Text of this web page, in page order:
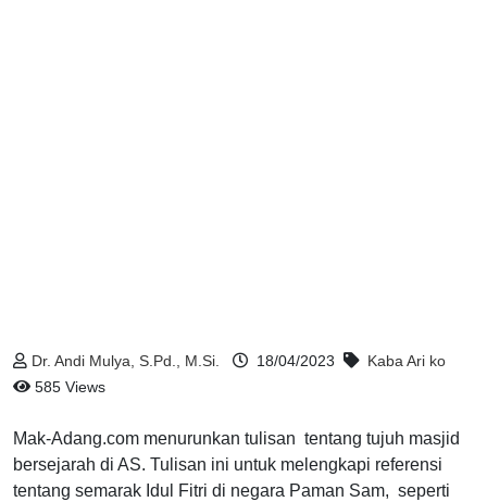
Dr. Andi Mulya, S.Pd., M.Si. 18/04/2023
Kaba Ari ko
585 Views
Mak-Adang.com menurunkan tulisan tentang tujuh masjid
bersejarah di AS. Tulisan ini untuk melengkapi referensi
tentang semarak Idul Fitri di negara Paman Sam, seperti